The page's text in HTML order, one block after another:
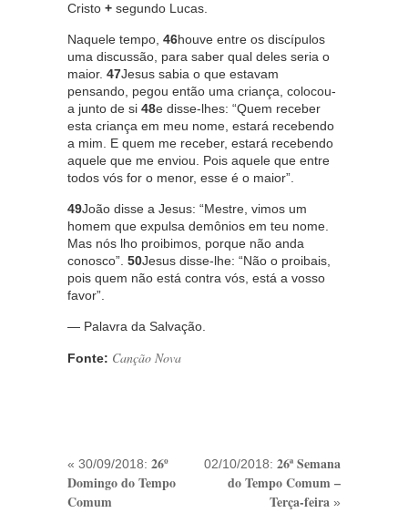
Cristo + segundo Lucas.
Naquele tempo, 46houve entre os discípulos
uma discussão, para saber qual deles seria o
maior. 47Jesus sabia o que estavam
pensando, pegou então uma criança, colocou-
a junto de si 48e disse-lhes: “Quem receber
esta criança em meu nome, estará recebendo
a mim. E quem me receber, estará recebendo
aquele que me enviou. Pois aquele que entre
todos vós for o menor, esse é o maior”.
49João disse a Jesus: “Mestre, vimos um
homem que expulsa demônios em teu nome.
Mas nós lho proibimos, porque não anda
conosco”. 50Jesus disse-lhe: “Não o proibais,
pois quem não está contra vós, está a vosso
favor”.
— Palavra da Salvação.
Fonte: Canção Nova
« 30/09/2018: 26º
Domingo do Tempo
Comum
02/10/2018: 26ª Semana
do Tempo Comum –
Terça-feira »